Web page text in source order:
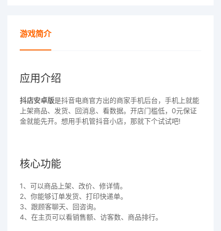
游戏简介
应用介绍
抖店安卓版是抖音电商官方出的商家手机后台，手机上就能
上架商品、发货、回消息、看数据。开店门槛低，0元保证
金就能先开。想用手机管抖音小店，那就下个试试吧!
核心功能
1、可以商品上架、改价、修详情。
2、你能够订单发货、打印快递单。
3、跟顾客聊天、回咨询。
4、在主页可以看销售额、访客数、商品排行。